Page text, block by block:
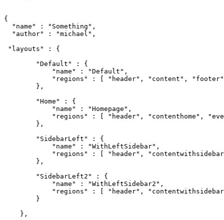
{
  "name" : "Something",
  "author" : "michael",
"layouts" : {
        "Default" : {
            "name" : "Default",
"regions" : [ "header", "content",
        },
        "Home" : {
            "name" : "Homepage",
"regions" : [ "header", "contenthome",
        },
        "SidebarLeft" : {
            "name" : "WithLeftSidebar",
"regions" : [ "header",
        },
        "SidebarLeft2" : {
            "name" : "WithLeftSidebar2",
"regions" : [ "header",
        }
    },